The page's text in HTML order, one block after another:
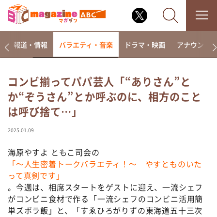
なるみ・岡村の過ぎるTV
相席食堂
これ余談なんですけど・・・
て真剣です
探偵！ナイトスクープ
news おかえり
河合＆A.B.C-Z塚田×福井アナ「なんでやねん！？」
（news おかえり）
報道・情報 バラエティ・音楽 ドラマ・映画 アナウンサー
コンビ揃ってパパ芸人「“ありさん”と
か“ぞうさん”とか呼ぶのに、相方のこと
は呼び捨て…」
2025.01.09
海原やすよ ともこ司会の
「～人生密着トークバラエティ！～ やすとものいた
って真剣です」
。今週は、相席スタートをゲストに迎え、一流シェフ
がコンビニ食材で作る「一流シェフのコンビニ活用簡
単ズボラ飯」と、「すゑひろがりずの東海道五十三次